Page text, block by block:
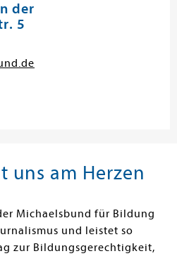
der
5
uns am Herzen
Michaelsbund für Bildung
und leistet so
zur Bildungsgerechtigkeit,